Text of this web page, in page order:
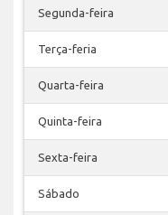
Segunda-feira
Terça-feria
Quarta-feira
Quinta-feira
Sexta-feira
Sábado